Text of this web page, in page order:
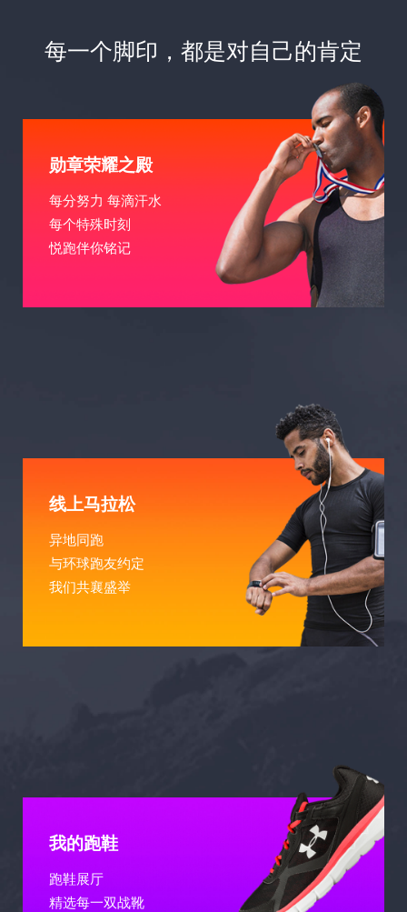
每一个脚印，都是对自己的肯定
勋章荣耀之殿
每分努力 每滴汗水
每个特殊时刻
悦跑伴你铭记
线上马拉松
异地同跑
与环球跑友约定
我们共襄盛举
我的跑鞋
跑鞋展厅
精选每一双战靴